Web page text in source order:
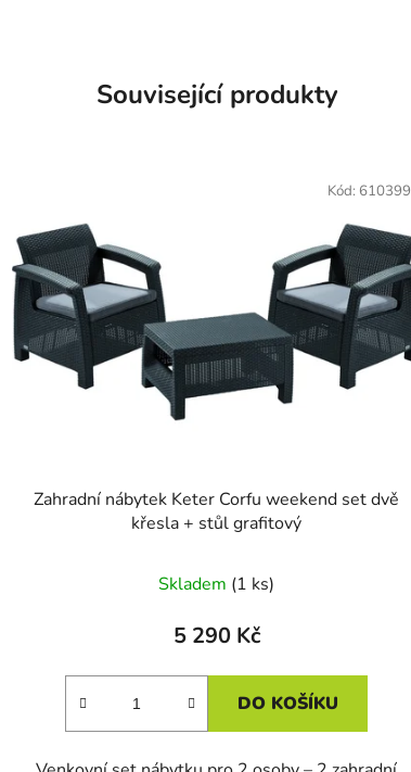
Související produkty
Zahradní nábytek Keter Corfu weekend set dvě
křesla + stůl grafitový
Skladem (1 ks)
5 290 Kč
DO KOŠÍKU
Kód: 610399